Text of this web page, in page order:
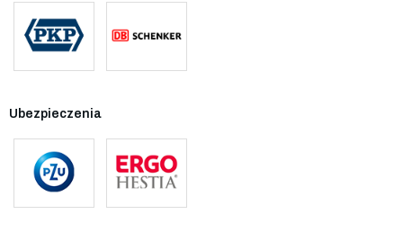
Ubezpieczenia